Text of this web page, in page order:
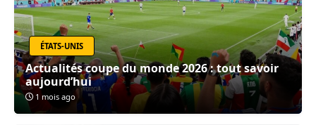
ÉTATS-UNIS
Actualités coupe du monde 2026 : tout savoir
aujourd’hui
1 mois ago